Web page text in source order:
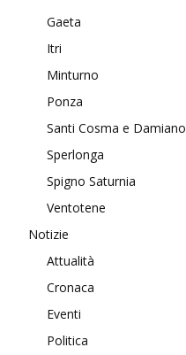
Gaeta
Itri
Minturno
Ponza
Santi Cosma e Damiano
Sperlonga
Spigno Saturnia
Ventotene
Notizie
Attualità
Cronaca
Eventi
Politica